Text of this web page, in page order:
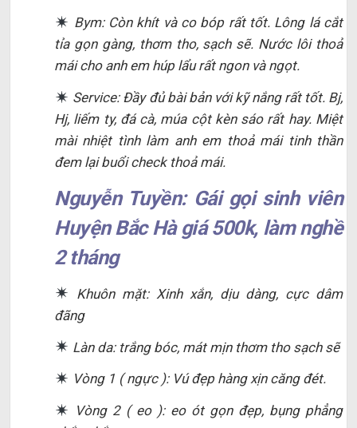
Bym: Còn khít và co bóp rất tốt. Lông lá cắt
tỉa gọn gàng, thơm tho, sạch sẽ. Nước lôi thoả
mái cho anh em húp lẩu rất ngon và ngọt.
Service: Đầy đủ bài bản với kỹ nắng rất tốt. Bj,
Hj, liếm ty, đá cà, múa cột kèn sáo rất hay. Miệt
mài nhiệt tình làm anh em thoả mái tinh thần
đem lại buổi check thoả mái.
Nguyễn Tuyền: Gái gọi sinh viên
Huyện Bắc Hà giá 500k, làm nghề
2 tháng
Khuôn mặt: Xinh xắn, dịu dàng, cực dâm
đãng
Làn da: trắng bóc, mát mịn thơm tho sạch sẽ
Vòng 1 ( ngực ): Vú đẹp hàng xịn căng đét.
Vòng 2 ( eo ): eo ót gọn đẹp, bụng phẳng